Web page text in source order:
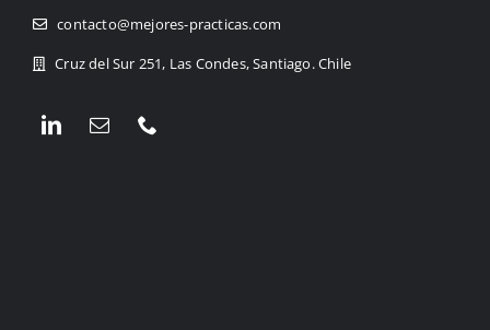
contacto@mejores-practicas.com
Cruz del Sur 251, Las Condes, Santiago. Chile